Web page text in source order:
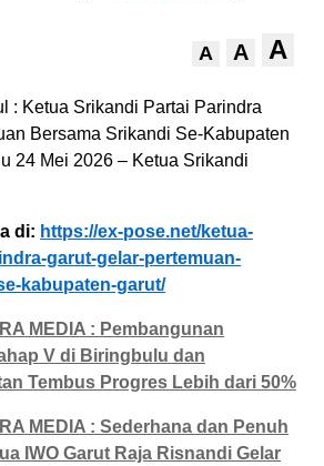
A A A
: Ketua Srikandi Partai Parindra
Bersama Srikandi Se-Kabupaten
24 Mei 2026 – Ketua Srikandi
di: https://ex-pose.net/ketua-
garut-gelar-pertemuan-
kabupaten-garut/
MEDIA : Pembangunan
V di Biringbulu dan
Tembus Progres Lebih dari 50%
MEDIA : Sederhana dan Penuh
IWO Garut Raja Risnandi Gelar